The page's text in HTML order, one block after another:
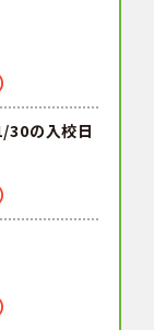
の入校日